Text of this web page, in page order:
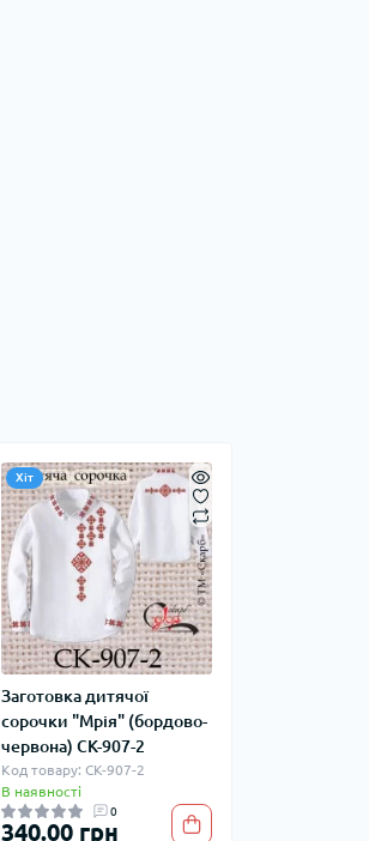
Хіт
Заготовка дитячої
сорочки "Мрія" (бордово-
червона) СК-907-2
Код товару: СК-907-2
В наявності
0
340.00 грн